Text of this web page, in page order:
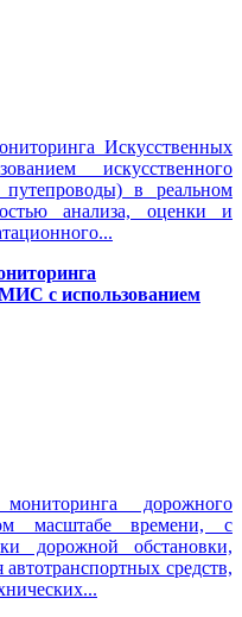
Искусственных
искусственного
в реальном
анализа, оценки и
с использованием
дорожного
масштабе времени, с
дорожной обстановки,
средств,